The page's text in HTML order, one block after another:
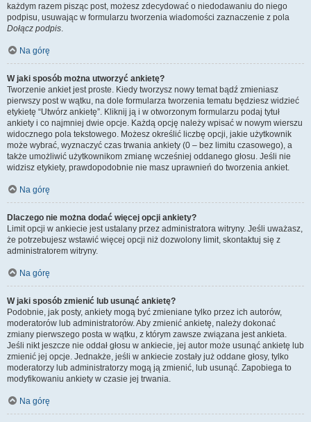
każdym razem pisząc post, możesz zdecydować o niedodawaniu do niego
podpisu, usuwając w formularzu tworzenia wiadomości zaznaczenie z pola
Dołącz podpis.
Na górę
W jaki sposób można utworzyć ankietę?
Tworzenie ankiet jest proste. Kiedy tworzysz nowy temat bądź zmieniasz
pierwszy post w wątku, na dole formularza tworzenia tematu będziesz widzieć
etykietę “Utwórz ankietę”. Kliknij ją i w otworzonym formularzu podaj tytuł
ankiety i co najmniej dwie opcje. Każdą opcję należy wpisać w nowym wierszu
widocznego pola tekstowego. Możesz określić liczbę opcji, jakie użytkownik
może wybrać, wyznaczyć czas trwania ankiety (0 – bez limitu czasowego), a
także umożliwić użytkownikom zmianę wcześniej oddanego głosu. Jeśli nie
widzisz etykiety, prawdopodobnie nie masz uprawnień do tworzenia ankiet.
Na górę
Dlaczego nie można dodać więcej opcji ankiety?
Limit opcji w ankiecie jest ustalany przez administratora witryny. Jeśli uważasz,
że potrzebujesz wstawić więcej opcji niż dozwolony limit, skontaktuj się z
administratorem witryny.
Na górę
W jaki sposób zmienić lub usunąć ankietę?
Podobnie, jak posty, ankiety mogą być zmieniane tylko przez ich autorów,
moderatorów lub administratorów. Aby zmienić ankietę, należy dokonać
zmiany pierwszego posta w wątku, z którym zawsze związana jest ankieta.
Jeśli nikt jeszcze nie oddał głosu w ankiecie, jej autor może usunąć ankietę lub
zmienić jej opcje. Jednakże, jeśli w ankiecie zostały już oddane głosy, tylko
moderatorzy lub administratorzy mogą ją zmienić, lub usunąć. Zapobiega to
modyfikowaniu ankiety w czasie jej trwania.
Na górę